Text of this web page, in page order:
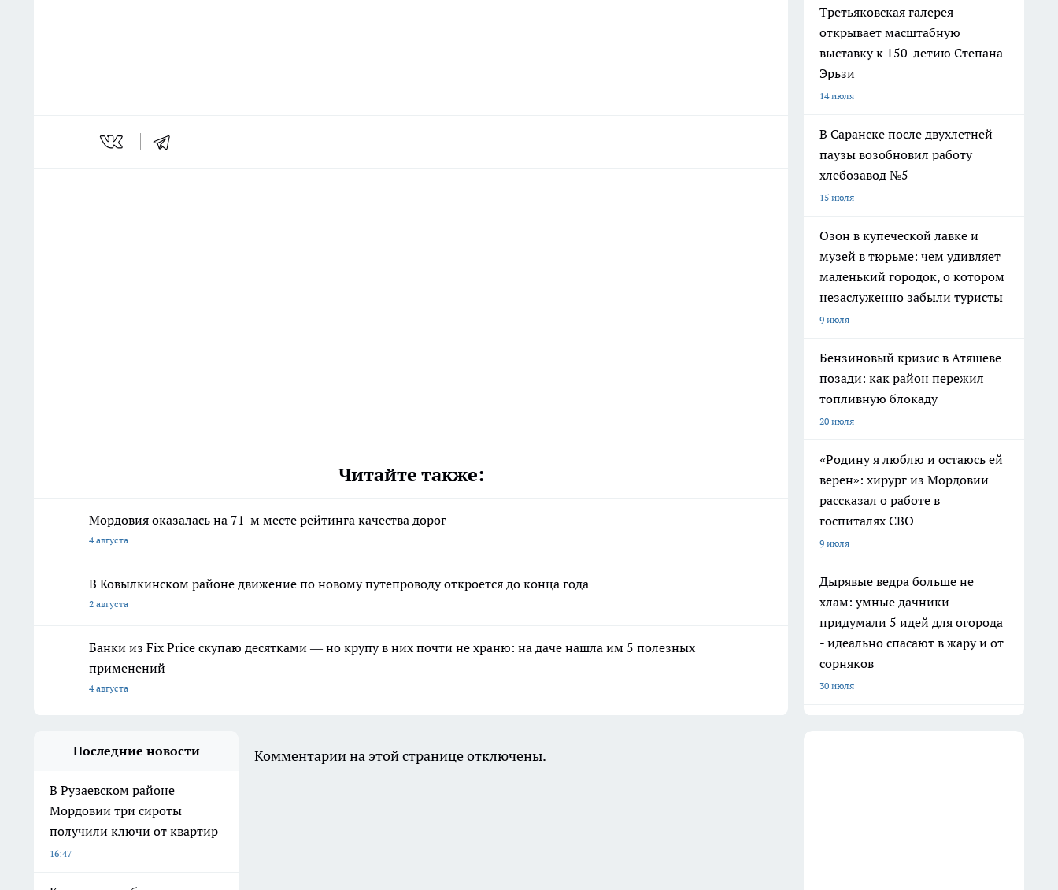
Читайте также:
Мордовия оказалась на 71-м месте рейтинга качества дорог
4 августа
В Ковылкинском районе движение по новому путепроводу откроется до конца года
2 августа
Банки из Fix Price скупаю десятками — но крупу в них почти не храню: на даче нашла им 5 полезных
применений
4 августа
Третьяковская галерея
открывает масштабную
выставку к 150-летию Степана
Эрьзи
14 июля
В Саранске после двухлетней
паузы возобновил работу
хлебозавод №5
15 июля
Озон в купеческой лавке и
музей в тюрьме: чем удивляет
маленький городок, о котором
незаслуженно забыли туристы
9 июля
Бензиновый кризис в Атяшеве
позади: как район пережил
топливную блокаду
20 июля
«Родину я люблю и остаюсь ей
верен»: хирург из Мордовии
рассказал о работе в
госпиталях СВО
9 июля
Дырявые ведра больше не
хлам: умные дачники
придумали 5 идей для огорода
- идеально спасают в жару и от
сорняков
30 июля
Последние новости
В Рузаевском районе
Мордовии три сироты
получили ключи от квартир
16:47
Комментарии на этой странице отключены.